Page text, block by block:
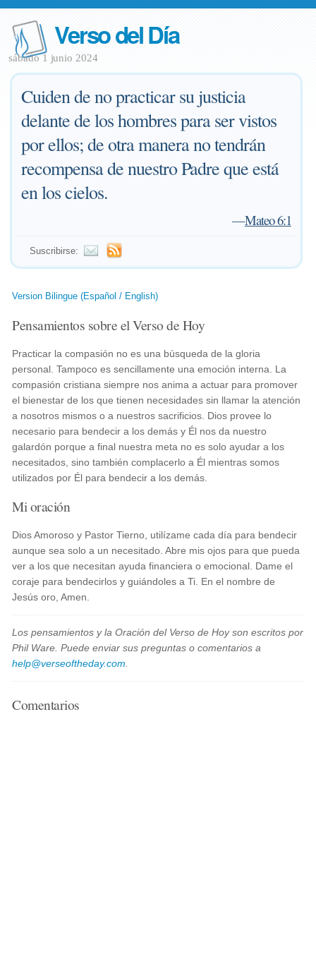
Verso del Día
sábado 1 junio 2024
Cuiden de no practicar su justicia
delante de los hombres para ser vistos
por ellos; de otra manera no tendrán
recompensa de nuestro Padre que está
en los cielos.
—Mateo 6:1
Suscribirse:
Version Bilingue (Español / English)
Pensamientos sobre el Verso de Hoy
Practicar la compasión no es una búsqueda de la gloria
personal. Tampoco es sencillamente una emoción interna. La
compasión cristiana siempre nos anima a actuar para promover
el bienestar de los que tienen necesidades sin llamar la atención
a nosotros mismos o a nuestros sacrificios. Dios provee lo
necesario para bendecir a los demás y Él nos da nuestro
galardón porque a final nuestra meta no es solo ayudar a los
necesitados, sino también complacerlo a Él mientras somos
utilizados por Él para bendecir a los demás.
Mi oración
Dios Amoroso y Pastor Tierno, utilízame cada día para bendecir
aunque sea solo a un necesitado. Abre mis ojos para que pueda
ver a los que necesitan ayuda financiera o emocional. Dame el
coraje para bendecirlos y guiándoles a Ti. En el nombre de
Jesús oro, Amen.
Los pensamientos y la Oración del Verso de Hoy son escritos por
Phil Ware. Puede enviar sus preguntas o comentarios a
help@verseoftheday.com
Comentarios